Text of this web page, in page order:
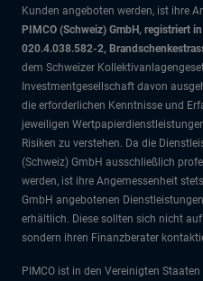
Kunden angeboten werden, ist ihre
PIMCO (Schweiz) GmbH, registriert
020.4.038.582-2,
dem Schweizer
Investmentgesellschaft davon
die erforderlichen Kenntnisse und
jeweiligen
Risiken zu verstehen. Da die
(Schweiz) GmbH ausschließlich
werden, ist ihre Angemessenheit
GmbH angebotenen
erhältlich. Diese sollten sich nicht
sondern ihren Finanzberater
PIMCO ist in den Vereinigten